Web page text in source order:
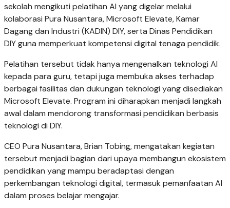
sekolah mengikuti pelatihan AI yang digelar melalui
kolaborasi Pura Nusantara, Microsoft Elevate, Kamar
Dagang dan Industri (KADIN) DIY, serta Dinas Pendidikan
DIY guna memperkuat kompetensi digital tenaga pendidik.
Pelatihan tersebut tidak hanya mengenalkan teknologi AI
kepada para guru, tetapi juga membuka akses terhadap
berbagai fasilitas dan dukungan teknologi yang disediakan
Microsoft Elevate. Program ini diharapkan menjadi langkah
awal dalam mendorong transformasi pendidikan berbasis
teknologi di DIY.
CEO Pura Nusantara, Brian Tobing, mengatakan kegiatan
tersebut menjadi bagian dari upaya membangun ekosistem
pendidikan yang mampu beradaptasi dengan
perkembangan teknologi digital, termasuk pemanfaatan AI
dalam proses belajar mengajar.